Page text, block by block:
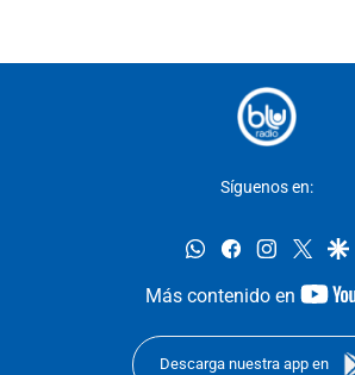
Síguenos en:
whatsappfacebookinstagram
twitter
Más contenido en
Descarga nuestra app en